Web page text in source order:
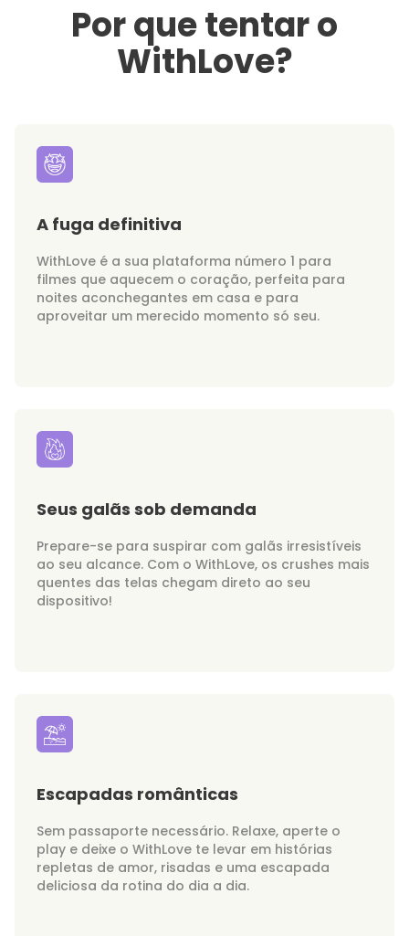
Por que tentar o
WithLove?
A fuga definitiva
WithLove é a sua plataforma número 1 para
filmes que aquecem o coração, perfeita para
noites aconchegantes em casa e para
aproveitar um merecido momento só seu.
Seus galãs sob demanda
Prepare-se para suspirar com galãs irresistíveis
ao seu alcance. Com o WithLove, os crushes mais
quentes das telas chegam direto ao seu
dispositivo!
Escapadas românticas
Sem passaporte necessário. Relaxe, aperte o
play e deixe o WithLove te levar em histórias
repletas de amor, risadas e uma escapada
deliciosa da rotina do dia a dia.